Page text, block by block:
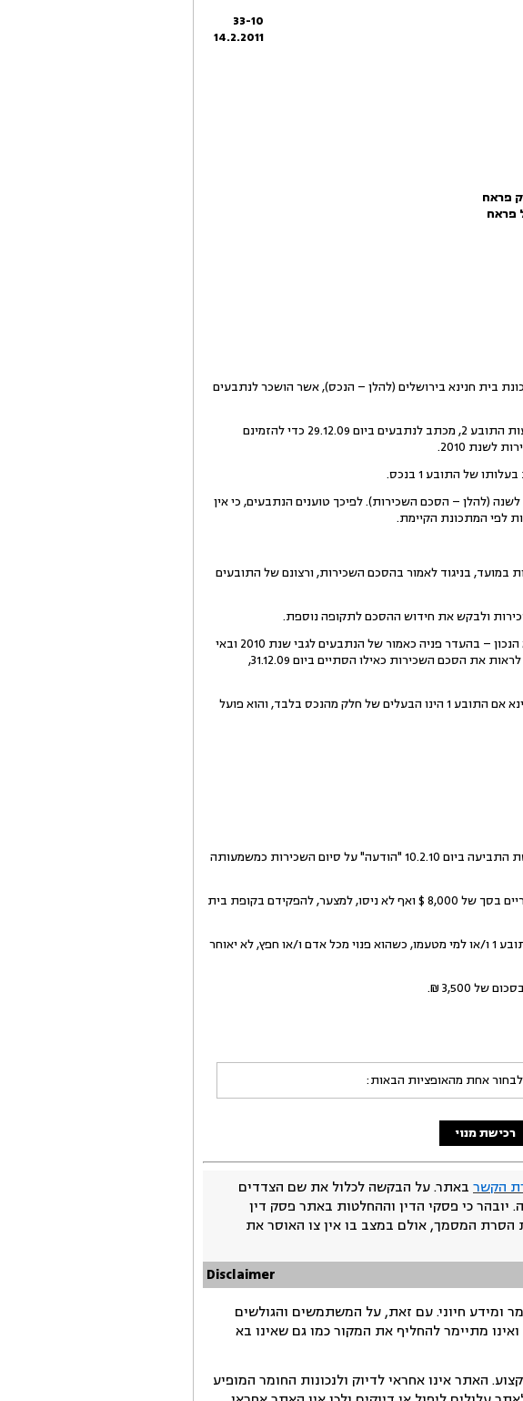
33-10
14.2.2011
של התובענה שלפנינו, שהוגשה ביום 10.2.10, פינוי נכס הידוע כגוש 4 חלקה 154 בשכונת בית חנינא בירושלים (להלן – הנכס), אשר הושכר לנתבעים
2.על פי כתב התביעה, התובע 1 הינו הבעלים ו/או בעל הזכויות בנכס, ועל אף ששלח, באמצעות התובע 2, מכתב לנתבעים ביום 29.12.09 כדי להזמינם
2010.
נטען, כי הנכס הושכר להם החל ביום 1.1.05, כאשר דמי השכירות נקבעו לסך של 8,000 $ לשנה (להלן – הסכם השכירות). לפיכך טוענים הנתבעים, כי אין
לפי המתכונת הקיימת.
בניגוד לאמור בהסכם השכירות, ורצונם של התובעים
מכאן, שאין לקבל את טענת הנתבעים לפיה ההסכם מתחדש באופן אוטומטי, אלא ההפך הוא הנכון – בהעדר פניה כאמור של הנתבעים לגבי שנת 2010 ובאי
היענותם לפניה מטעם התובע 1 מיום 29.12.09 לגבי הסדרת המשך היחסים בין הצדדים – יש לראות את הסכם השכירות כאילו הסתיים ביום 31.12.09,
6.הואיל ואין מחלוקת שהנכס הגיע לתובע 1 בירושה, הרי שלענין המשך השכרתו, אין נפקא מינא אם התובע 1 הינו הבעלים של חלק מהנכס בלבד, והוא פועל
הואיל והנתבעים לא שעו, כאמור, למכתבו של התובע 1 מיום 29.12.09, הרי שיש לראות בהגשת התביעה ביום 10.2.10 "הודעה" על סיום השכירות כמשמעותה
8.זאת ועוד, משלא שילמו הנתבעים דמי שכירות לשנת 2010, גם לא את דמי השכירות המקוריים בסך של 8,000 $ ואף לא ניסו, למצער, להפקידם בקופת בית
9.הנתבעים וכל מי שבא מטעמם ו/או ביחד עמם, יפנו את הנכס ויחזירו את החזקה בו לידי התובע 1 ו/או למי מטעמו, כשהוא פנוי מכל אדם ו/או חפץ, לא יאוחר
אחת מהאופציות הבאות:
רכישת מנוי
הקשר באתר. על הבקשה לכלול את שם הצדדים
יובהר כי פסקי הדין וההחלטות באתר פסק דין
הסרת המסמך, אולם במצב בו אין צו האוסר את
Disclaimer
ומידע חיוני. עם זאת, על המשתמשים והגולשים
מתיימר להחליף את המקור כמו גם שאינו בא
האתר אינו אחראי לדיוק ולנכונות החומר המופיע